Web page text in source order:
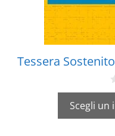
Tessera
0
s
u
Scegli